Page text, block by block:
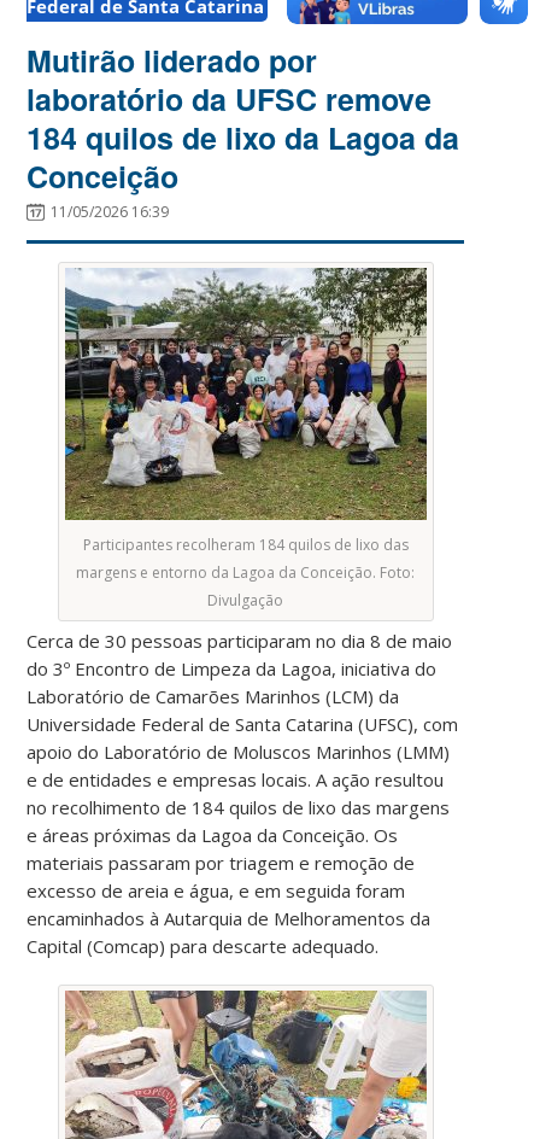
Federal de Santa Catarina
Mutirão liderado por
laboratório da UFSC remove
184 quilos de lixo da Lagoa da
Conceição
11/05/2026 16:39
Participantes recolheram 184 quilos de lixo das
margens e entorno da Lagoa da Conceição. Foto:
Divulgação
Cerca de 30 pessoas participaram no dia 8 de maio
do 3º Encontro de Limpeza da Lagoa, iniciativa do
Laboratório de Camarões Marinhos (LCM) da
Universidade Federal de Santa Catarina (UFSC), com
apoio do Laboratório de Moluscos Marinhos (LMM)
e de entidades e empresas locais. A ação resultou
no recolhimento de 184 quilos de lixo das margens
e áreas próximas da Lagoa da Conceição. Os
materiais passaram por triagem e remoção de
excesso de areia e água, e em seguida foram
encaminhados à Autarquia de Melhoramentos da
Capital (Comcap) para descarte adequado.